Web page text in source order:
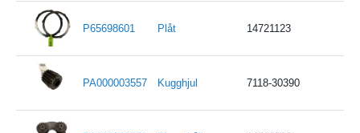
P65698601 Plåt 14721123
PA000003557 Kugghjul 7118-30390